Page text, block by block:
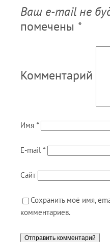
Ваш e-mail не
помечены *
Комментарий
Имя *
E-mail *
Сайт
Сохранить моё имя,
комментариев.